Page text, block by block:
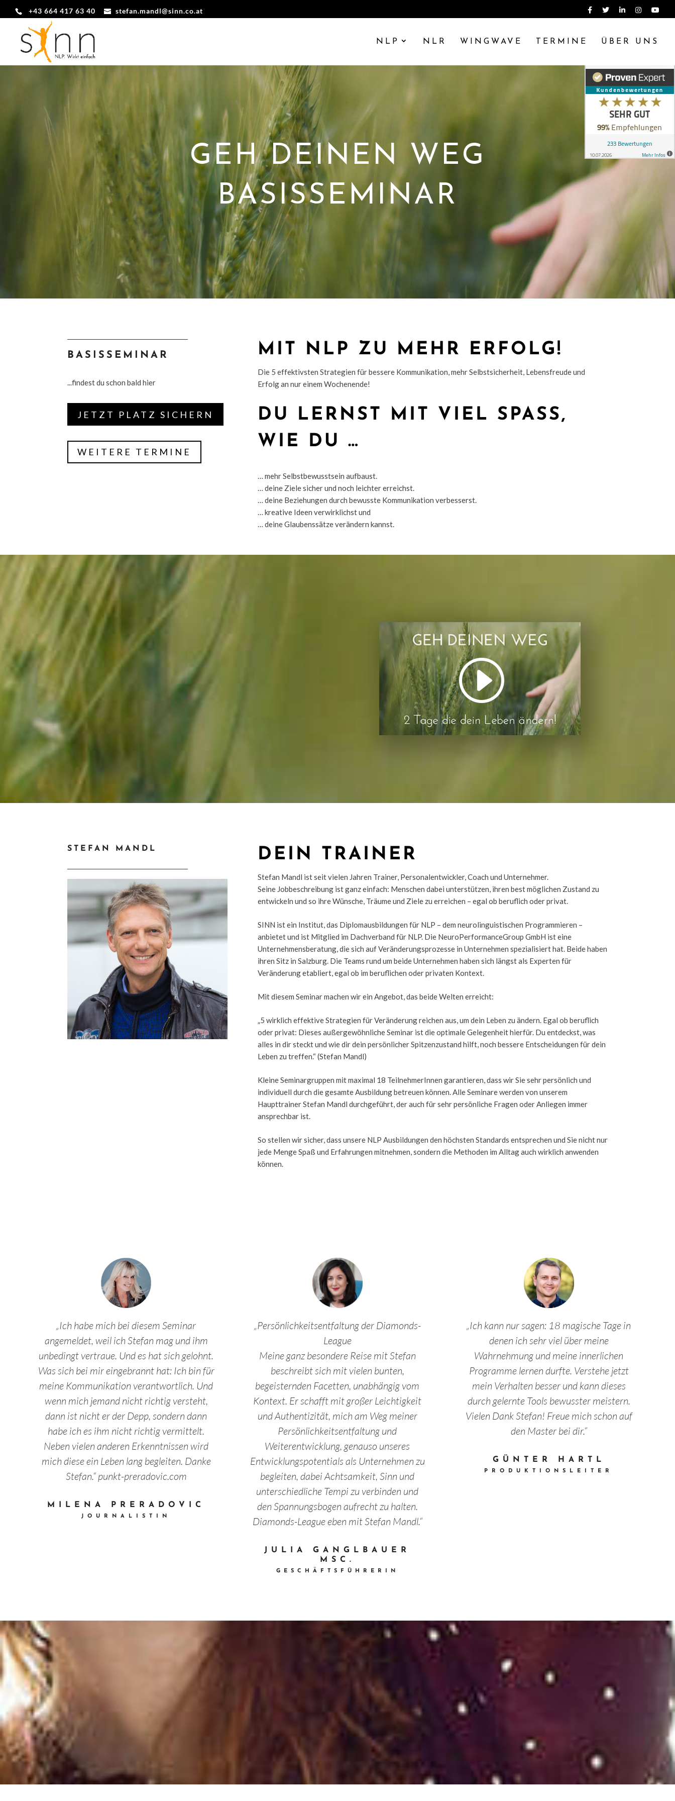
+43 664 417 63 40 stefan.mandl@sinn.co.at
NLP NLR WINGWAVE TERMINE ÜBER UNS
GEH DEINEN WEG
BASISSEMINAR
BASISSEMINAR
...findest du schon bald hier
JETZT PLATZ SICHERN
WEITERE TERMINE
MIT NLP ZU MEHR ERFOLG!
Die 5 effektivsten Strategien für bessere Kommunikation, mehr Selbstsicherheit, Lebensfreude und
Erfolg an nur einem Wochenende!
DU LERNST MIT VIEL SPASS,
WIE DU …
… mehr Selbstbewusstsein aufbaust.
… deine Ziele sicher und noch leichter erreichst.
… deine Beziehungen durch bewusste Kommunikation verbesserst.
… kreative Ideen verwirklichst und
… deine Glaubenssätze verändern kannst.
STEFAN MANDL DEIN TRAINER
Stefan Mandl ist seit vielen Jahren Trainer, Personalentwickler, Coach und Unternehmer.
Seine Jobbeschreibung ist ganz einfach: Menschen dabei unterstützen, ihren best möglichen Zustand zu
entwickeln und so ihre Wünsche, Träume und Ziele zu erreichen – egal ob beruflich oder privat.
SINN ist ein Institut, das Diplomausbildungen für NLP – dem neurolinguistischen Programmieren –
anbietet und ist Mitglied im Dachverband für NLP. Die NeuroPerformanceGroup GmbH ist eine
Unternehmensberatung, die sich auf Veränderungsprozesse in Unternehmen spezialisiert hat. Beide haben
ihren Sitz in Salzburg. Die Teams rund um beide Unternehmen haben sich längst als Experten für
Veränderung etabliert, egal ob im beruflichen oder privaten Kontext.
Mit diesem Seminar machen wir ein Angebot, das beide Welten erreicht:
„5 wirklich effektive Strategien für Veränderung reichen aus, um dein Leben zu ändern. Egal ob beruflich
oder privat: Dieses außergewöhnliche Seminar ist die optimale Gelegenheit hierfür. Du entdeckst, was
alles in dir steckt und wie dir dein persönlicher Spitzenzustand hilft, noch bessere Entscheidungen für dein
Leben zu treffen.“ (Stefan Mandl)
Kleine Seminargruppen mit maximal 18 TeilnehmerInnen garantieren, dass wir Sie sehr persönlich und
individuell durch die gesamte Ausbildung betreuen können. Alle Seminare werden von unserem
Haupttrainer Stefan Mandl durchgeführt, der auch für sehr persönliche Fragen oder Anliegen immer
ansprechbar ist.
So stellen wir sicher, dass unsere NLP Ausbildungen den höchsten Standards entsprechen und Sie nicht nur
jede Menge Spaß und Erfahrungen mitnehmen, sondern die Methoden im Alltag auch wirklich anwenden
können.
„Ich habe mich bei diesem Seminar
angemeldet, weil ich Stefan mag und ihm
unbedingt vertraue. Und es hat sich gelohnt.
Was sich bei mir eingebrannt hat: Ich bin für
meine Kommunikation verantwortlich. Und
wenn mich jemand nicht richtig versteht,
dann ist nicht er der Depp, sondern dann
habe ich es ihm nicht richtig vermittelt.
Neben vielen anderen Erkenntnissen wird
mich diese ein Leben lang begleiten. Danke
Stefan.“ punkt-preradovic.com
MILENA PRERADOVIC
JOURNALISTIN
„Persönlichkeitsentfaltung der Diamonds-
League
Meine ganz besondere Reise mit Stefan
beschreibt sich mit vielen bunten,
begeisternden Facetten, unabhängig vom
Kontext. Er schafft mit großer Leichtigkeit
und Authentizität, mich am Weg meiner
Persönlichkeitsentfaltung und
Weiterentwicklung, genauso unseres
Entwicklungspotentials als Unternehmen zu
begleiten, dabei Achtsamkeit, Sinn und
unterschiedliche Tempi zu verbinden und
den Spannungsbogen aufrecht zu halten.
Diamonds-League eben mit Stefan Mandl.“
JULIA GANGLBAUER
MSC.
GESCHÄFTSFÜHRERIN
„Ich kann nur sagen: 18 magische Tage in
denen ich sehr viel über meine
Wahrnehmung und meine innerlichen
Programme lernen durfte. Verstehe jetzt
mein Verhalten besser und kann dieses
durch gelernte Tools bewusster meistern.
Vielen Dank Stefan! Freue mich schon auf
den Master bei dir.“
GÜNTER HARTL
PRODUKTIONSLEITER